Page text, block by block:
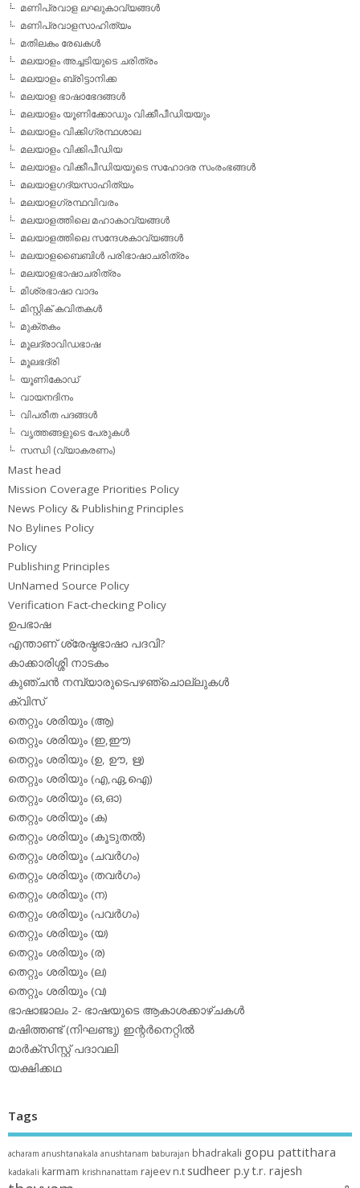
മണിപ്രവാള ലഘുകാവ്യങ്ങള്‍
മണിപ്രവാളസാഹിത്യം
മതിലകം രേഖകള്‍
മലയാളം അച്ചടിയുടെ ചരിത്രം
മലയാളം ബ്രിട്ടാനിക്ക
മലയാള ഭാഷാഭേദങ്ങള്‍
മലയാളം യൂണിക്കോഡും വിക്കീപീഡിയയും
മലയാളം വിക്കിഗ്രന്ഥശാല
മലയാളം വിക്കിപീഡിയ
മലയാളം വിക്കീപീഡിയയുടെ സഹോദര സംരംഭങ്ങള്‍
മലയാളഗദ്യസാഹിത്യം
മലയാളഗ്രന്ഥവിവരം
മലയാളത്തിലെ മഹാകാവ്യങ്ങള്‍
മലയാളത്തിലെ സന്ദേശകാവ്യങ്ങള്‍
മലയാളബൈബിള്‍ പരിഭാഷാചരിത്രം
മലയാളഭാഷാചരിത്രം
മിശ്രഭാഷാ വാദം
മിസ്റ്റിക് കവിതകള്‍
മുക്തകം
മൂലദ്രാവിഡഭാഷ
മൂലഭദ്രി
യൂണികോഡ്
വായനദിനം
വിപരീത പദങ്ങള്‍
വൃത്തങ്ങളുടെ പേരുകള്‍
സന്ധി (വ്യാകരണം)
Mast head
Mission Coverage Priorities Policy
News Policy & Publishing Principles
No Bylines Policy
Policy
Publishing Principles
UnNamed Source Policy
Verification Fact-checking Policy
ഉപഭാഷ
എന്താണ് ശ്രേഷ്ഠഭാഷാ പദവി?
കാക്കാരിശ്ശി നാടകം
കുഞ്ചന്‍ നമ്പ്യാരുടെപഴഞ്ചൊല്ലുകള്‍
ക്വിസ്
തെറ്റും ശരിയും (ആ)
തെറ്റും ശരിയും (ഇ,ഈ)
തെറ്റും ശരിയും (ഉ, ഊ, ഋ)
തെറ്റും ശരിയും (എ,ഏ,ഐ)
തെറ്റും ശരിയും (ഒ,ഓ)
തെറ്റും ശരിയും (ക)
തെറ്റും ശരിയും (കൂടുതല്‍)
തെറ്റും ശരിയും (ചവര്‍ഗം)
തെറ്റും ശരിയും (തവര്‍ഗം)
തെറ്റും ശരിയും (ന)
തെറ്റും ശരിയും (പവര്‍ഗം)
തെറ്റും ശരിയും (യ)
തെറ്റും ശരിയും (ര)
തെറ്റും ശരിയും (ല)
തെറ്റും ശരിയും (വ)
ഭാഷാജാലം 2- ഭാഷയുടെ ആകാശക്കാഴ്ചകള്‍
മഷിത്തണ്ട് (നിഘണ്ടു) ഇന്റര്‍നെറ്റില്‍
മാര്‍ക്‌സിസ്റ്റ് പദാവലി
യക്ഷിക്കഥ
Tags
acharam anushtanakala anushtanam baburajan bhadrakali gopu pattithara
kadakali karmam krishnanattam rajeev n.t sudheer p.yt.r. rajesh